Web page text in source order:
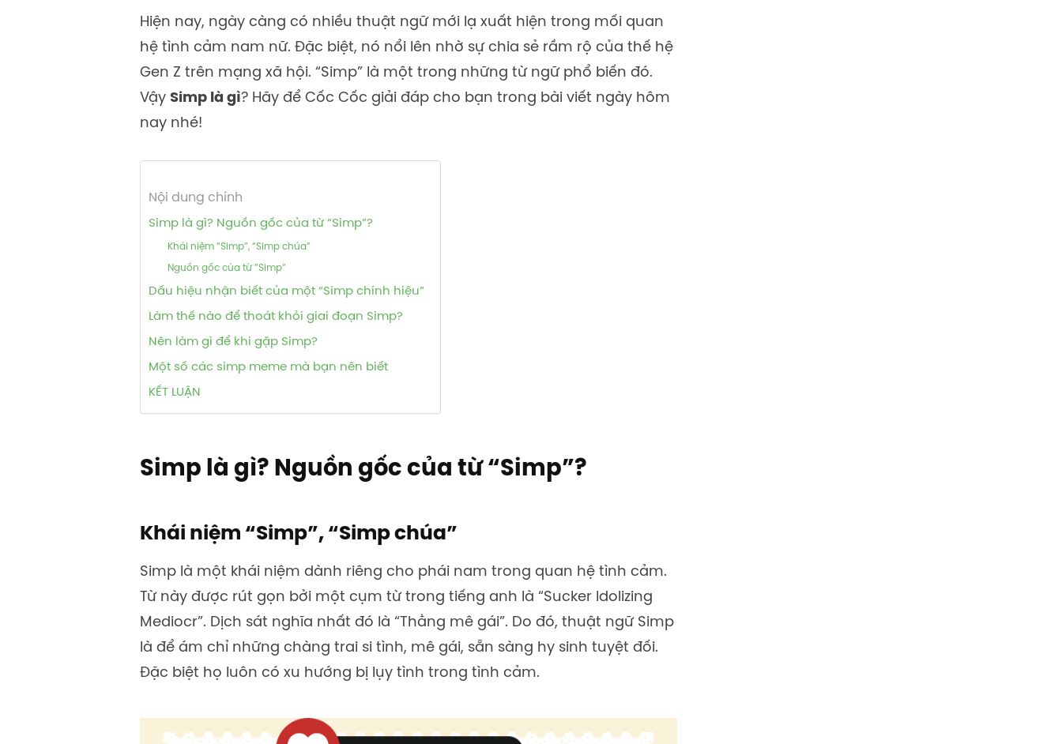
Hiện nay, ngày càng có nhiều thuật ngữ mới lạ xuất hiện trong mối quan
hệ tình cảm nam nữ. Đặc biệt, nó nổi lên nhờ sự chia sẻ rầm rộ của thế hệ
Gen Z trên mạng xã hội. “Simp” là một trong những từ ngữ phổ biến đó.
Vậy Simp là gì? Hãy để Cốc Cốc giải đáp cho bạn trong bài viết ngày hôm
nay nhé!
Nội dung chính
Simp là gì? Nguồn gốc của từ “Simp”?
Khái niệm “Simp”, “Simp chúa”
Nguồn gốc của từ ”Simp”
Dấu hiệu nhận biết của một “Simp chính hiệu”
Làm thế nào để thoát khỏi giai đoạn Simp?
Nên làm gì để khi gặp Simp?
Một số các simp meme mà bạn nên biết
KẾT LUẬN
Simp là gì? Nguồn gốc của từ “Simp”?
Khái niệm “Simp”, “Simp chúa”
Simp là một khái niệm dành riêng cho phái nam trong quan hệ tình cảm.
Từ này được rút gọn bởi một cụm từ trong tiếng anh là “Sucker Idolizing
Mediocr”. Dịch sát nghĩa nhất đó là “Thằng mê gái”. Do đó, thuật ngữ Simp
là để ám chỉ những chàng trai si tình, mê gái, sẵn sàng hy sinh tuyệt đối.
Đặc biệt họ luôn có xu hướng bị lụy tình trong tình cảm.